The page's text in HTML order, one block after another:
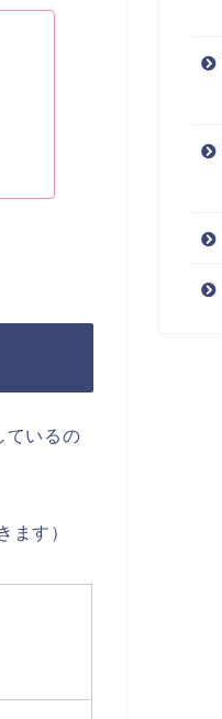
ているの
ます）